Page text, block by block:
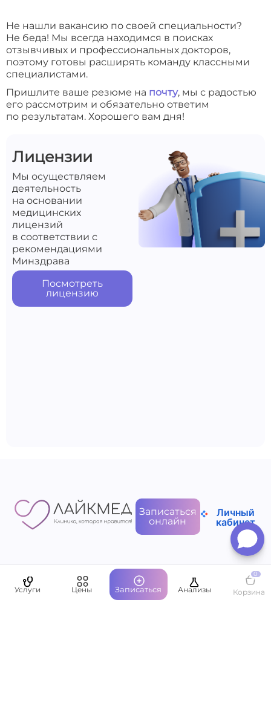
Не нашли вакансию по своей специальности?
Не беда! Мы всегда находимся в поисках
отзывчивых и профессиональных докторов,
поэтому готовы расширять команду классными
специалистами.
Пришлите ваше резюме на почту, мы с радостью
его рассмотрим и обязательно ответим
по результатам. Хорошего вам дня!
Лицензии
Мы осуществляем
деятельность
на основании
медицинских
лицензий
в соответствии с
рекомендациями
Минздрава
Посмотреть
лицензию
Записаться
онлайн
Личный
кабинет
Пациентам
Услуги Цены Записаться Анализы
0
Корзина